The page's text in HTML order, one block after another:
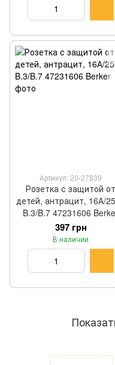
Артикул: 20-27839
Розетка с защитой от
детей, антрацит, 16А/
B.3/B.7 47231606
397 грн
В наличии